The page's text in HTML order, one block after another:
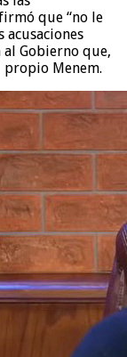
que “no le
acusaciones
al Gobierno que,
propio Menem.